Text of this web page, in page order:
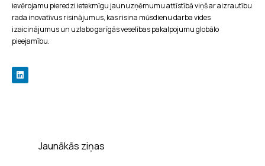
ievērojamu pieredzi ietekmīgu jaunuzņēmumu attīstībā viņš ar aizrautību
rada inovatīvus risinājumus, kas risina mūsdienu darba vides
izaicinājumus un uzlabo garīgās veselības pakalpojumu globālo
pieejamību.
Jaunākās ziņas